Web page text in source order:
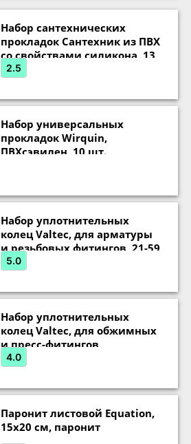
Набор сантехнических
прокладок Сантехник из ПВХ
со свойствами силикона, 13
шт.
2.5
Набор универсальных
прокладок Wirquin,
ПВХсэвилен, 10 шт.
Набор уплотнительных
колец Valtec, для арматуры
и резьбовых фитингов, 21-59
мм, EPDM, 16 шт.
5.0
Набор уплотнительных
колец Valtec, для обжимных
и пресс-фитингов
VT.KIT.1.1640
4.0
Паронит листовой Equation,
15x20 см, паронит